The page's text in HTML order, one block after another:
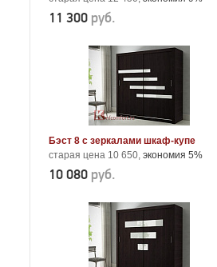
11 300 руб.
Бэст 8 с зеркалами шкаф-купе
старая цена 10 650, экономия 5%
10 080 руб.